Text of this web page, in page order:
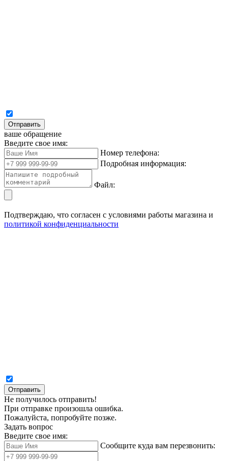
Отправить
ваше обращение
Введите свое имя:
Номер телефона:
Подробная информация:
Файл:
Подтверждаю, что согласен с условиями работы магазина и
политикой конфиденциальности
Отправить
Не получилось отправить!
При отправке произошла ошибка.
Пожалуйста, попробуйте позже.
Задать вопрос
Введите свое имя:
Сообщите куда вам перезвонить: